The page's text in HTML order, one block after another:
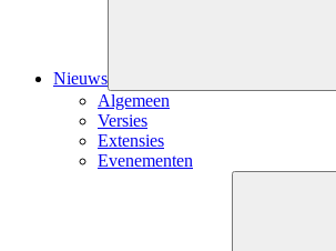
Nieuws
Algemeen
Versies
Extensies
Evenementen